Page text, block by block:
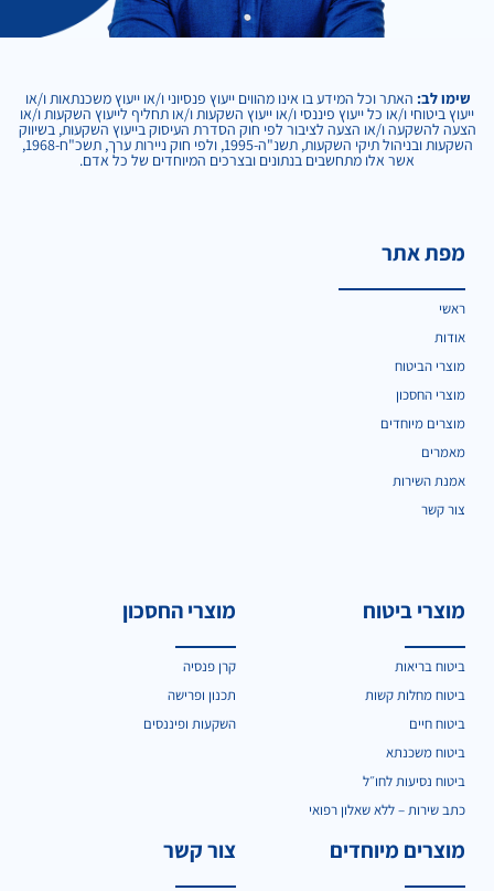
שימו לב: האתר וכל המידע בו אינו מהווים ייעוץ פנסיוני ו/או ייעוץ משכנתאות ו/או
ייעוץ ביטוחי ו/או כל ייעוץ פיננסי ו/או ייעוץ השקעות ו/או תחליף לייעוץ השקעות ו/או
הצעה להשקעה ו/או הצעה לציבור לפי חוק הסדרת העיסוק בייעוץ השקעות, בשיווק
השקעות ובניהול תיקי השקעות, תשנ"ה-1995, ולפי חוק ניירות ערך, תשכ"ח-1968,
אשר אלו מתחשבים בנתונים ובצרכים המיוחדים של כל אדם.
מפת אתר
ראשי
אודות
מוצרי הביטוח
מוצרי החסכון
מוצרים מיוחדים
מאמרים
אמנת השירות
צור קשר
מוצרי ביטוח
ביטוח בריאות
ביטוח מחלות קשות
ביטוח חיים
ביטוח משכנתא
ביטוח נסיעות לחו״ל
כתב שירות – ללא שאלון רפואי
מוצרי החסכון
קרן פנסיה
תכנון ופרישה
השקעות ופיננסים
מוצרים מיוחדים צור קשר